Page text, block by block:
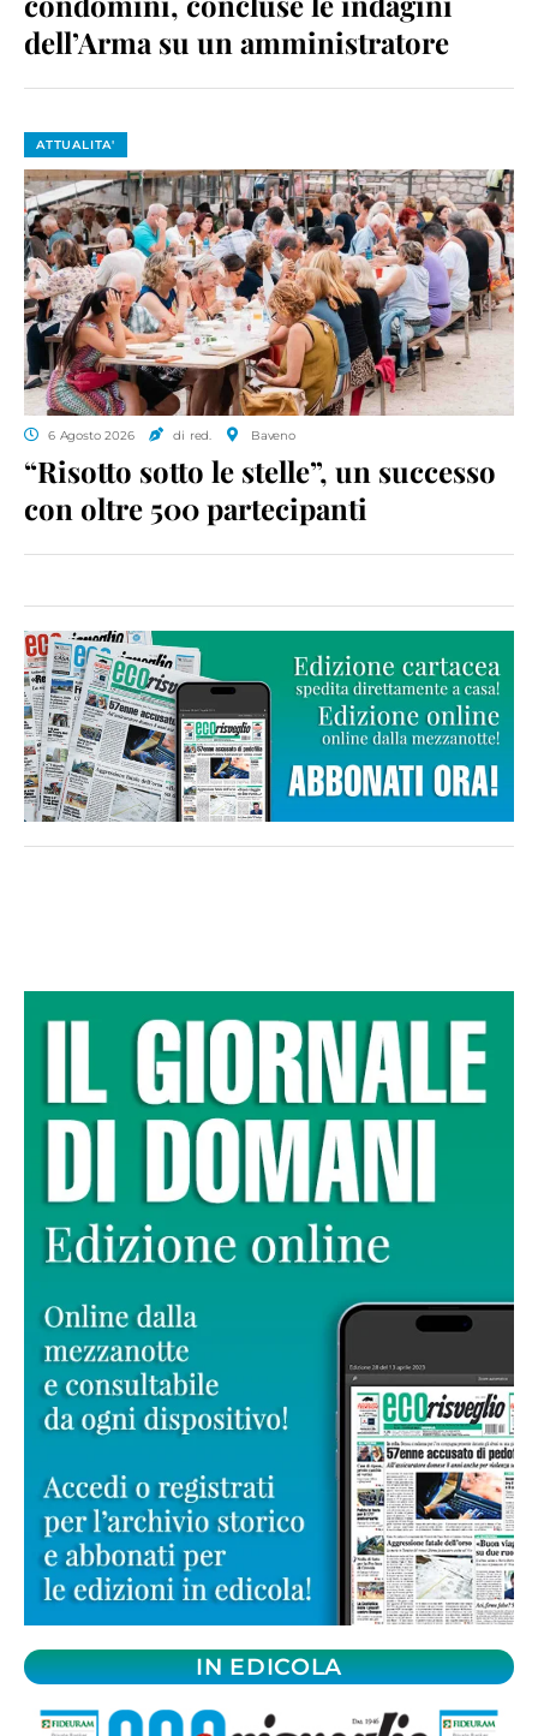
dell’Arma su un amministratore
ATTUALITA'
6 Agosto 2026 di red. Baveno
“Risotto sotto le stelle”, un successo
con oltre 500 partecipanti
IN EDICOLA